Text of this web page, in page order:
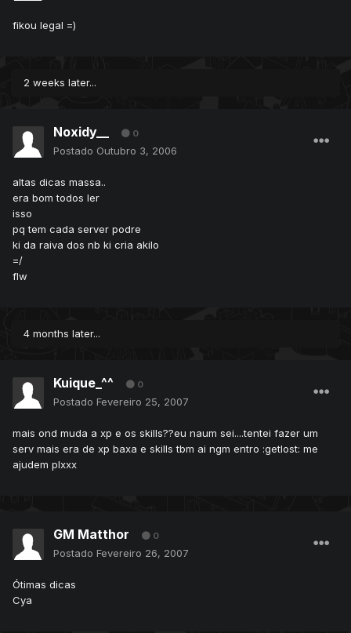
fikou legal =)
2 weeks later...
Noxidy__ 0
Postado Outubro 3, 2006
altas dicas massa..
era bom todos ler
isso
pq tem cada server podre
ki da raiva dos nb ki cria akilo
=/
flw
4 months later...
Kuique_^^ 0
Postado Fevereiro 25, 2007
mais ond muda a xp e os skills??eu naum sei....tentei fazer um
serv mais era de xp baxa e skills tbm ai ngm entro :getlost: me
ajudem plxxx
GM Matthor 0
Postado Fevereiro 26, 2007
Ótimas dicas
Cya